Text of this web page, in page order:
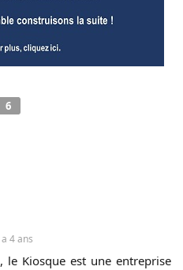
6
4 ans
le Kiosque est une entreprise